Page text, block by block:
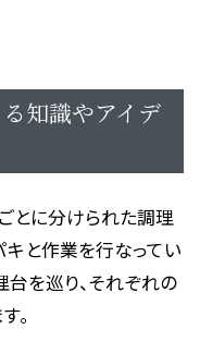
知識やアイデ
とに分けられた調理
と作業を行なってい
を巡り、それぞれの
。